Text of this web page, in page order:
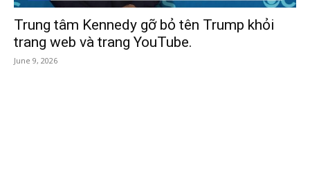
Trung tâm Kennedy gỡ bỏ tên Trump khỏi
trang web và trang YouTube.
June 9, 2026